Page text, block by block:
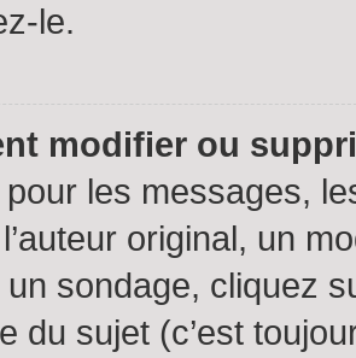
le.
modifier ou
les messages,
original, un
un sondage, cliquez
du sujet (c’est